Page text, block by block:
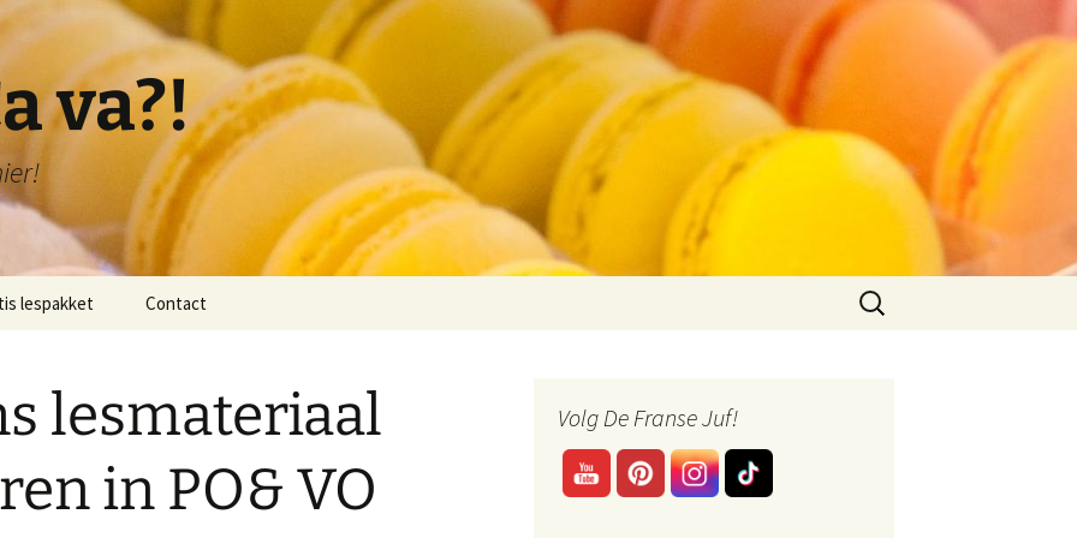
va?!
lespakket
1: Bonjour!
2: Je me présente!
Contact
Zoeken
naar:
lesmateriaal
in PO& VO
Volg De Franse Juf!